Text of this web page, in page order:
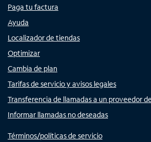
Paga tu factura
Ayuda
Localizador de tiendas
Optimizar
Cambia de plan
Tarifas de servicio y avisos legales
Transferencia de llamadas a un proveedor
Informar llamadas no deseadas
Términos/políticas de servicio